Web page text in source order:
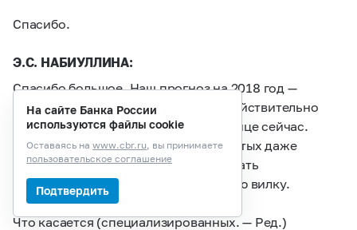
Спасибо.
Э.С. НАБИУЛЛИНА:
Спасибо большое. Наш прогноз на 2018 год —
1,5–2%.Прогноз на 2017 год у нас действительно
был1,7–2,2,но ближе к нижней границе сейчас.
Здесь, я думаю, с точностью до десятых даже
на этот год достаточно сложно сказать
и на 2018 год, поэтому мы даем такую вилку.
Что касается (специализированных. — Ред.)
На сайте Банка России
используются файлы cookie
Оставаясь на www.cbr.ru, вы принимаете
пользовательское соглашение
Подтвердить